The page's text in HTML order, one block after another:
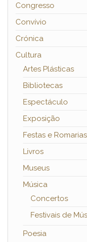
Congresso
Convívio
Crónica
Cultura
Artes Plásticas
Bibliotecas
Espectáculo
Exposição
Festas e Romarias
Livros
Museus
Música
Concertos
Festivais de
Poesia